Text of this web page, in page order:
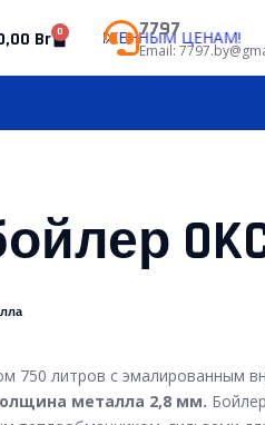
ПО СНИЖЕННЫМ ЦЕНАМ!
Br 0 7797
Email:
750 литров с эмалированным
металла 2,8 мм.